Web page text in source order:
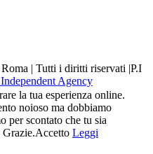
| Tutti i diritti riservati |P.I
Agency
la tua esperienza online.
noioso ma dobbiamo
per scontato che tu sia
Accetto Leggi